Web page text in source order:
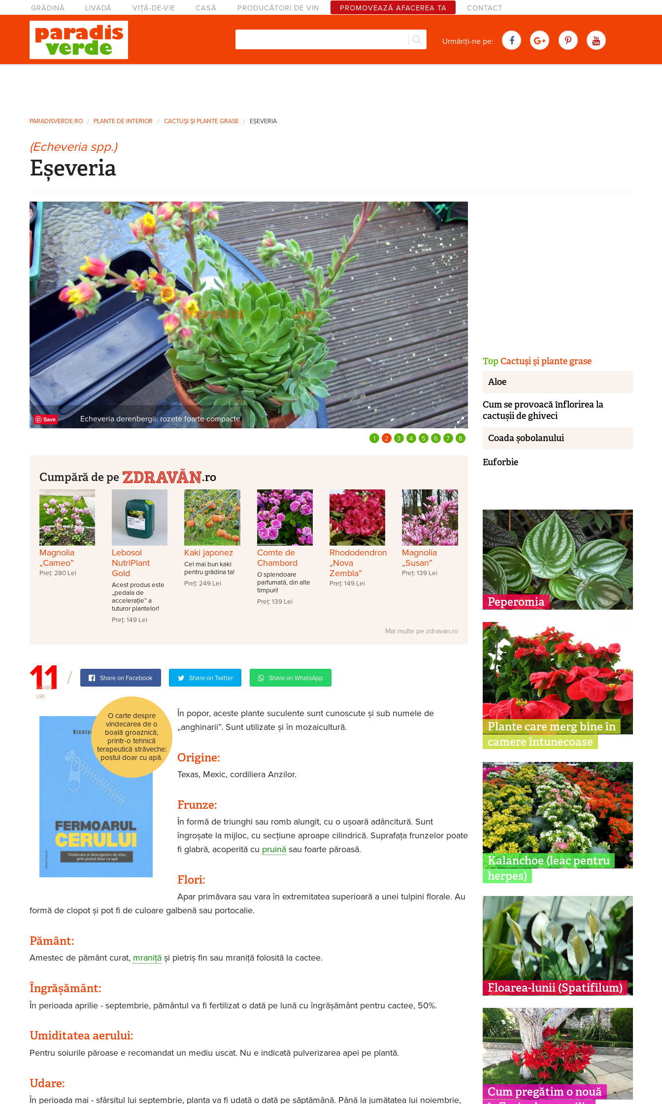
Mergi la conţinutul principal
Meniu principal
GRĂDINĂ LIVADĂ VIȚĂ-DE-VIE CASĂ PRODUCĂTORI DE VIN PROMOVEAZĂ AFACEREA TA CONTACT
Formular de căutare Urmăriți-ne pe:
Eşti aici
PARADISVERDE.RO PLANTE DE INTERIOR CACTUŞI ŞI PLANTE GRASE EȘEVERIA
(Echeveria spp.)
Eșeveria
Save Echeveria derenbergii: rozete foarte compacte Save Eșeveria
Cumpără de pe .ro
Magnolia
„Cameo”
Preț: 280 Lei
Lebosol
NutriPlant
Gold
Acest produs este
„pedala de
accelerație” a
tuturor plantelor!
Preț: 149 Lei
Kaki japonez
Cel mai bun kaki
pentru grădina ta!
Preț: 249 Lei
Comte de
Chambord
O splendoare
parfumată, din alte
timpuri!
Preț: 139 Lei
Rhododendron
„Nova
Zembla”
Preț: 149 Lei
Magnolia
„Susan”
Preț: 139 Lei
Mai multe pe zdravan.ro
11
SHARE-
URI
Share on Facebook Share on Twitter Share on WhatsApp
O carte despre
vindecarea de o
boală groaznică,
printr-o tehnică
terapeutică străveche:
postul doar cu apă.
În popor, aceste plante suculente sunt cunoscute și sub numele de
„anghinarii”. Sunt utilizate și în mozaicultură.
Origine:
Texas, Mexic, cordiliera Anzilor.
Frunze:
În formă de triunghi sau romb alungit, cu o ușoară adâncitură. Sunt
îngroșate la mijloc, cu secțiune aproape cilindrică. Suprafața frunzelor poate
fi glabră, acoperită cu pruinăsau foarte păroasă.
Flori:
Apar primăvara sau vara în extremitatea superioară a unei tulpini florale. Au
formă de clopot și pot fi de culoare galbenă sau portocalie.
Pământ:
Amestec de pământ curat, mranițăși pietriș fin sau mraniță folosită la cactee.
Îngrășământ:
În perioada aprilie - septembrie, pământul va fi fertilizat o dată pe lună cu îngrășământ pentru cactee, 50%.
Umiditatea aerului:
Pentru soiurile păroase e recomandat un mediu uscat. Nu e indicată pulverizarea apei pe plantă.
Udare:
În perioada mai - sfârșitul lui septembrie, planta va fi udată o dată pe săptămână. Până la jumătatea lui noiembrie,
TopCactuşi şi plante grase
Aloe
Cum se provoacă înflorirea la
cactușii de ghiveci
Coada șobolanului
Euforbie
Peperomia
Plante care merg bine în
camere întunecoase
Kalanchoe (leac pentru
herpes)
Floarea-lunii (Spatifilum)
Cum pregătim o nouă